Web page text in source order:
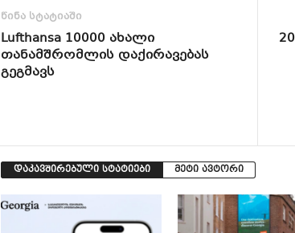
წინა სტატიაში
Lufthansa 10000 ახალი
თანამშრომლის დაქირავებას
გეგმავს
დაკავშირებული სტატიები მეტი ავტორი